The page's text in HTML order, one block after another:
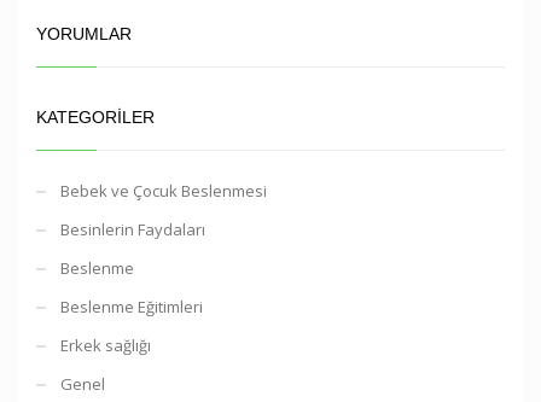
YORUMLAR
KATEGORILER
Bebek ve Çocuk Beslenmesi
Besinlerin Faydaları
Beslenme
Beslenme Eğitimleri
Erkek sağlığı
Genel